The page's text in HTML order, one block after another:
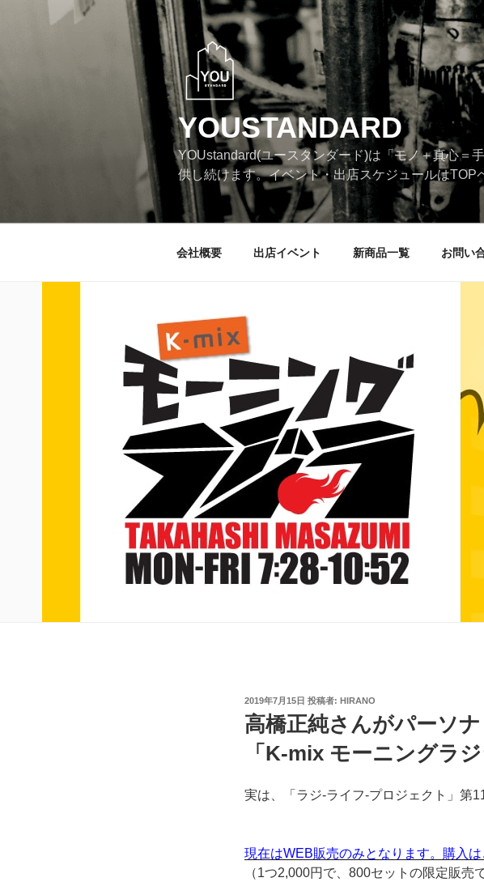
YOUSTANDARD
YOUstandard(ユースタンダード)は「モノ＋真心＝
供し続けます。イベント・出店スケジュールはTOP
会社概要 出店イベント 新商品一覧 お問い
投
稿
日:
2019年7月15日 投稿者: HIRANO
高橋正純さんがパーソ
「K-mix モーニングラ
実は、「ラジ-ライフ-プロジェクト」第
現在はWEB販売のみとなります。購入は
（1つ2,000円で、800セットの限定販売